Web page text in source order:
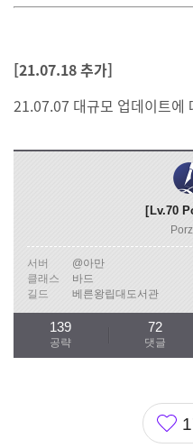
[21.07.18 추가]
21.07.07 대규모 업데이트에
Lv.70
서버
@아만
클래스
바드
길드
베른왕립대도서관
공략
139
댓글
72
좋
아